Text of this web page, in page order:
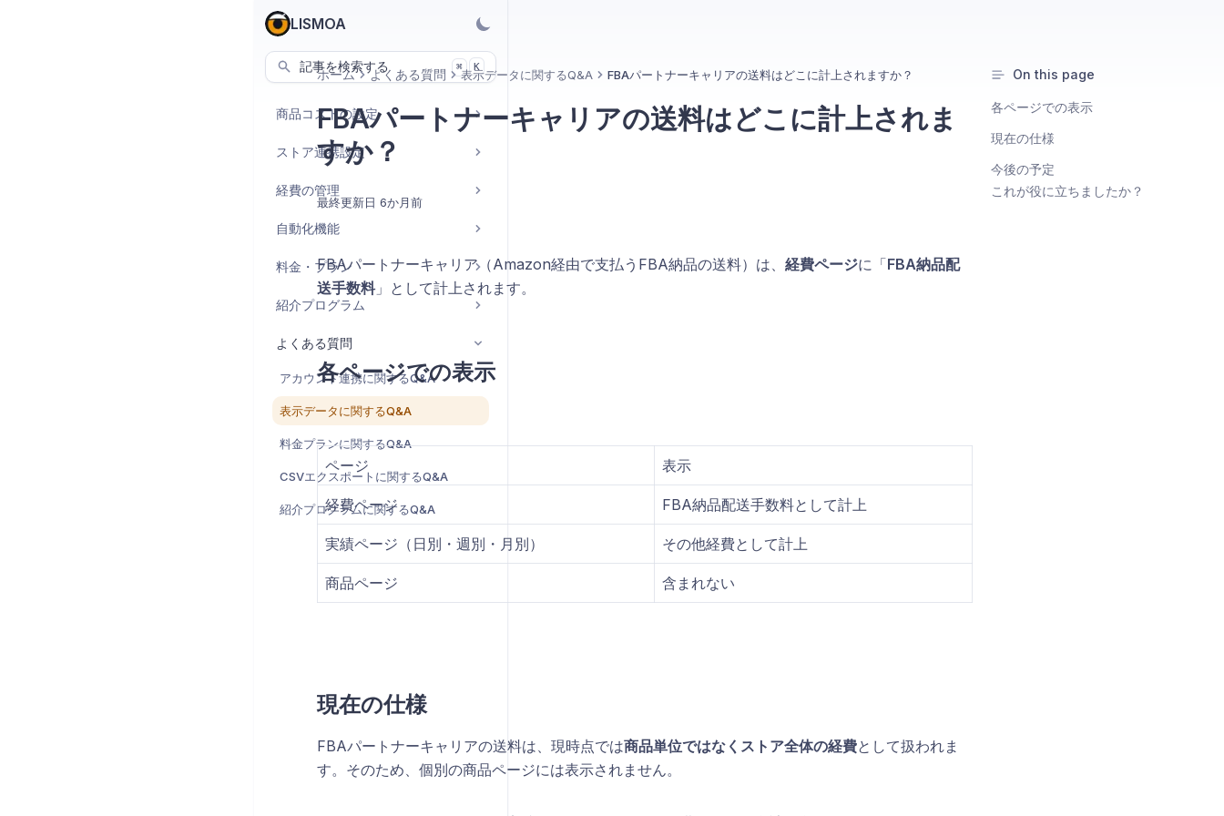
LISMOA
記事を検索する ⌘ K
商品コストの設定
ストア連携設定
経費の管理
自動化機能
料金・プラン
紹介プログラム
よくある質問
アカウント連携に関するQ&A
表示データに関するQ&A
料金プランに関するQ&A
CSVエクスポートに関するQ&A
紹介プログラムに関するQ&A
ホーム よくある質問 表示データに関するQ&A FBAパートナーキャリアの送料はどこに計上されますか？
FBAパートナーキャリアの送料はどこに計上されま
すか？
最終更新日 6か月前
FBAパートナーキャリア（Amazon経由で支払うFBA納品の送料）は、 経費ページに「FBA納品配
送手数料」として計上されます。
各ページでの表示
ページ 表示
経費ページ FBA納品配送手数料として計上
実績ページ（日別・週別・月別） その他経費として計上
商品ページ 含まれない
現在の仕様
FBAパートナーキャリアの送料は、現時点では商品単位ではなくストア全体の経費として扱われま
す。そのため、個別の商品ページには表示されません。
On this page
各ページでの表示
現在の仕様
今後の予定
これが役に立ちましたか？